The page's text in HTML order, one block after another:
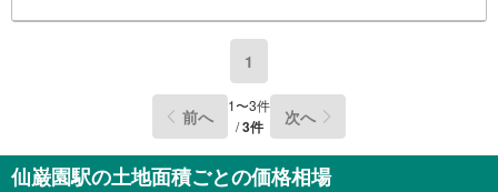
1
前へ 1〜3件
/3件 次へ
仙巌園駅の土地面積ごとの価格相場